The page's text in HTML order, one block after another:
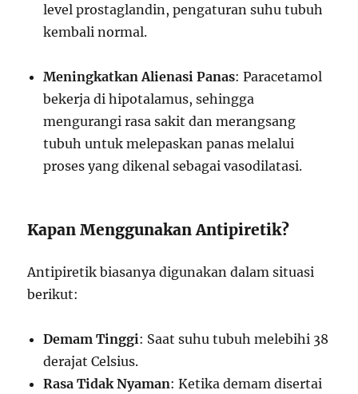
level prostaglandin, pengaturan suhu tubuh
kembali normal.
Meningkatkan Alienasi Panas: Paracetamol
bekerja di hipotalamus, sehingga
mengurangi rasa sakit dan merangsang
tubuh untuk melepaskan panas melalui
proses yang dikenal sebagai vasodilatasi.
Kapan Menggunakan Antipiretik?
Antipiretik biasanya digunakan dalam situasi
berikut:
Demam Tinggi: Saat suhu tubuh melebihi 38
derajat Celsius.
Rasa Tidak Nyaman: Ketika demam disertai